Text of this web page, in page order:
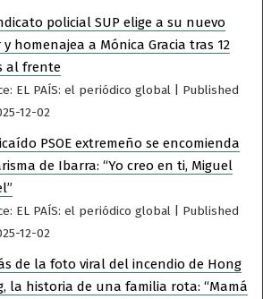
policial SUP elige a su nuevo
homenajea a Mónica Gracia tras 12
al frente
EL PAÍS: el periódico global
Published
12-02
PSOE extremeño se encomienda
de Ibarra: “Yo creo en ti, Miguel
EL PAÍS: el periódico global
Published
12-02
de la foto viral del incendio de Hong
la historia de una familia rota: “Mamá